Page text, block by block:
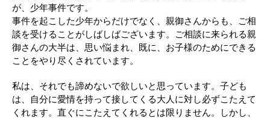
が、少年事件です。
事件を起こした少年からだけでなく、親御さんからも、ご相
談を受けることがしばしばございます。ご相談に来られる親
御さんの大半は、思い悩まれ、既に、お子様のためにできる
ことをやり尽くされています。
私は、それでも諦めないで欲しいと思っています。子ども
は、自分に愛情を持って接してくる大人に対し必ずこたえて
くれます。直ぐにこたえてくれるとは限りません。しかし、